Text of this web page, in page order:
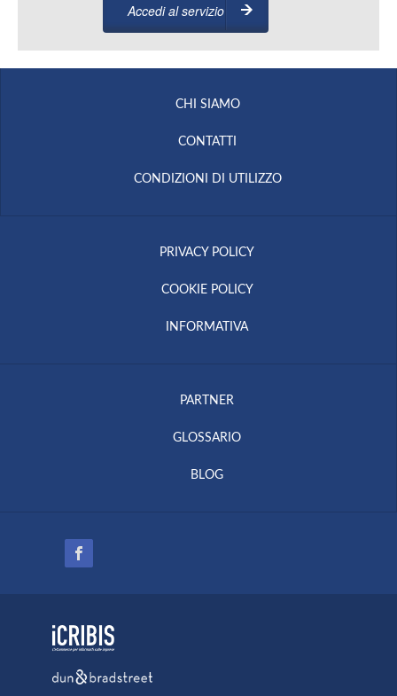
Accedi al servizio
CHI SIAMO
CONTATTI
CONDIZIONI DI UTILIZZO
PRIVACY POLICY
COOKIE POLICY
INFORMATIVA
PARTNER
GLOSSARIO
BLOG